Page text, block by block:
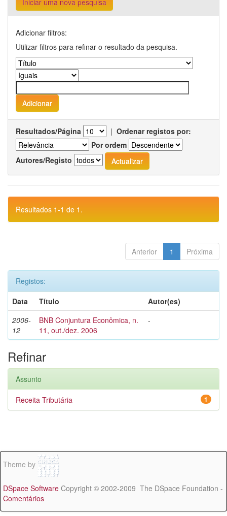
Iniciar uma nova pesquisa
Adicionar filtros:
Utilizar filtros para refinar o resultado da pesquisa.
Resultados/Página | Ordenar registos por:
Por ordem
Autores/Registo
Resultados 1-1 de 1.
Anterior 1 Próxima
Registos:
Data
Título
Autor(es)
2006-
12
BNB Conjuntura Econômica, n.
11, out./dez. 2006
-
Refinar
Assunto
1
Receita Tributária
Theme by
DSpace Software Copyright © 2002-2009 The DSpace Foundation -
Comentários